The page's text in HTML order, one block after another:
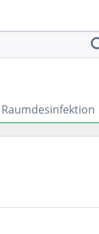
Raumdesinfektion